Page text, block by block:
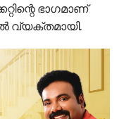
ഭാഗമാണ്
വ്യക്തമായി.